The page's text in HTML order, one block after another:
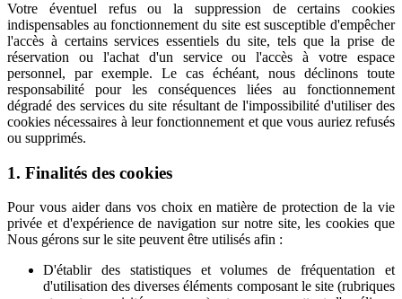
Votre éventuel refus ou la suppression de certains cookies
indispensables au fonctionnement du site est susceptible d'empêcher
l'accès à certains services essentiels du site, tels que la prise de
réservation ou l'achat d'un service ou l'accès à votre espace
personnel, par exemple. Le cas échéant, nous déclinons toute
responsabilité pour les conséquences liées au fonctionnement
dégradé des services du site résultant de l'impossibilité d'utiliser des
cookies nécessaires à leur fonctionnement et que vous auriez refusés
ou supprimés.
1. Finalités des cookies
Pour vous aider dans vos choix en matière de protection de la vie
privée et d'expérience de navigation sur notre site, les cookies que
Nous gérons sur le site peuvent être utilisés afin :
D'établir des statistiques et volumes de fréquentation et
d'utilisation des diverses éléments composant le site (rubriques